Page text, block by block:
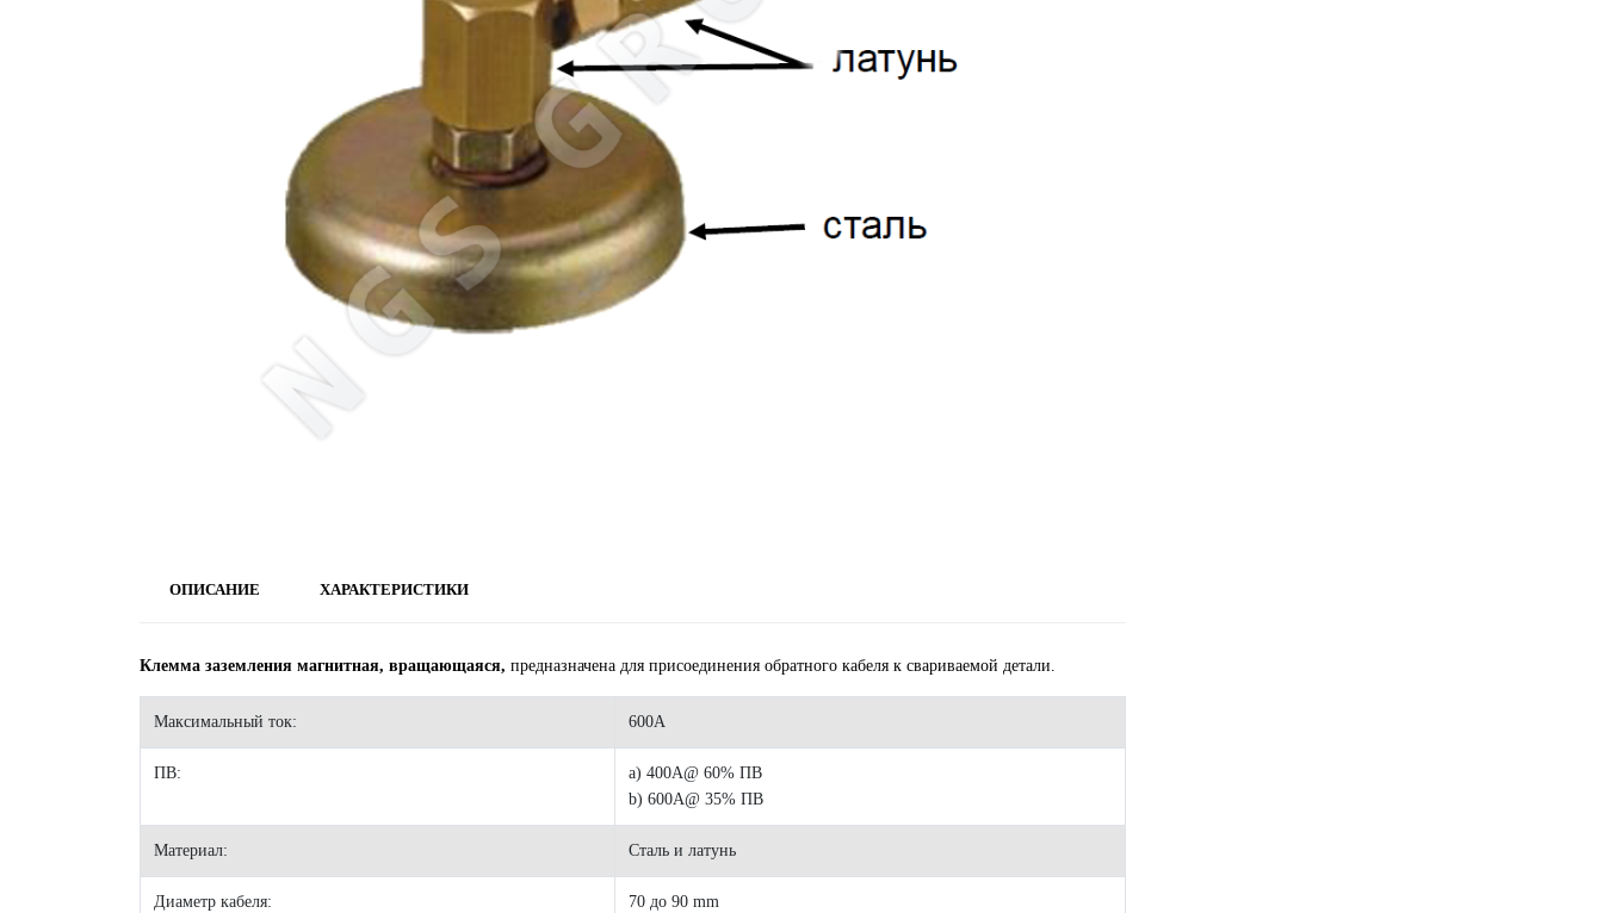
ОПИСАНИЕ ХАРАКТЕРИСТИКИ
Клемма заземления магнитная, вращающаяся, предназначена для присоединения обратного кабеля к свариваемой детали.
Максимальный ток: 600А
ПВ:
a) 400A@ 60% ПВ
b) 600A@ 35% ПВ
Материал: Сталь и латунь
Диаметр кабеля: 70 до 90 mm